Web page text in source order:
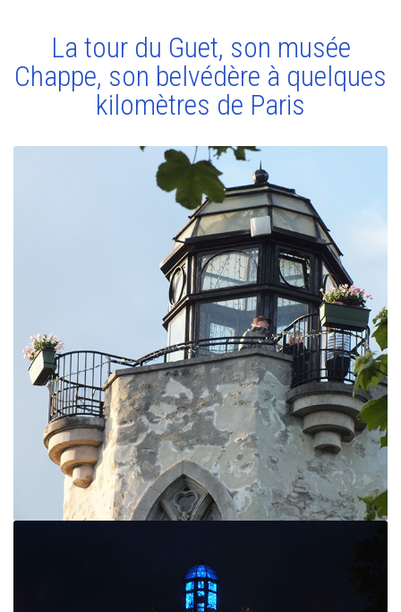
La tour du Guet, son musée
Chappe, son belvédère à quelques
kilomètres de Paris